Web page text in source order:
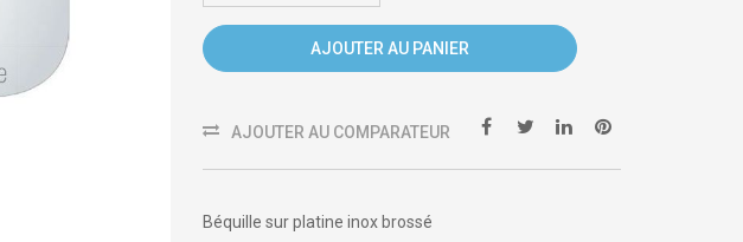
AJOUTER AU PANIER
AJOUTER AU COMPARATEUR
Béquille sur platine inox brossé